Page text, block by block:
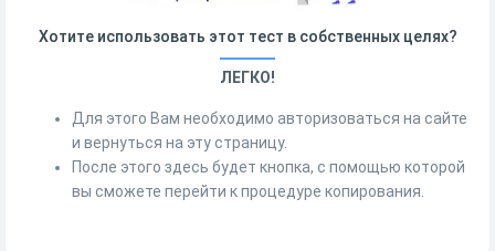
Хотите использовать этот тест в собственных целях?
ЛЕГКО!
Для этого Вам необходимо авторизоваться на сайте
и вернуться на эту страницу.
После этого здесь будет кнопка, с помощью которой
вы сможете перейти к процедуре копирования.